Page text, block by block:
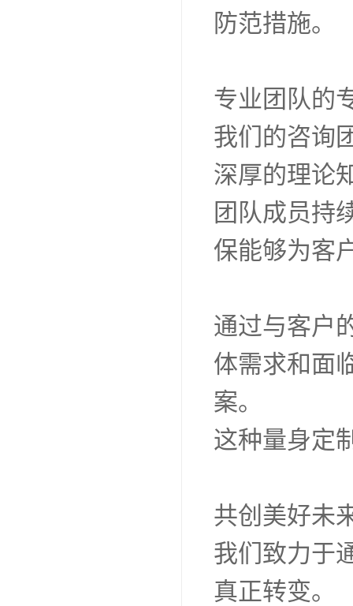
防范措施。
专业团队的
我们的咨询
深厚的理论
团队成员持
保能够为客
通过与客户
体需求和面
案。
这种量身定
共创美好未
我们致力于
真正转变。